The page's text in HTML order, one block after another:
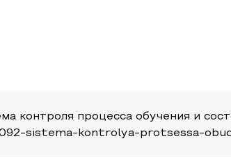
контроля процесса обучения и
sistema-kontrolya-protsessa-